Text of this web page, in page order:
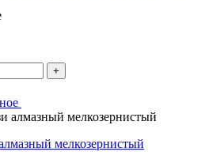
+
мелкозернистый